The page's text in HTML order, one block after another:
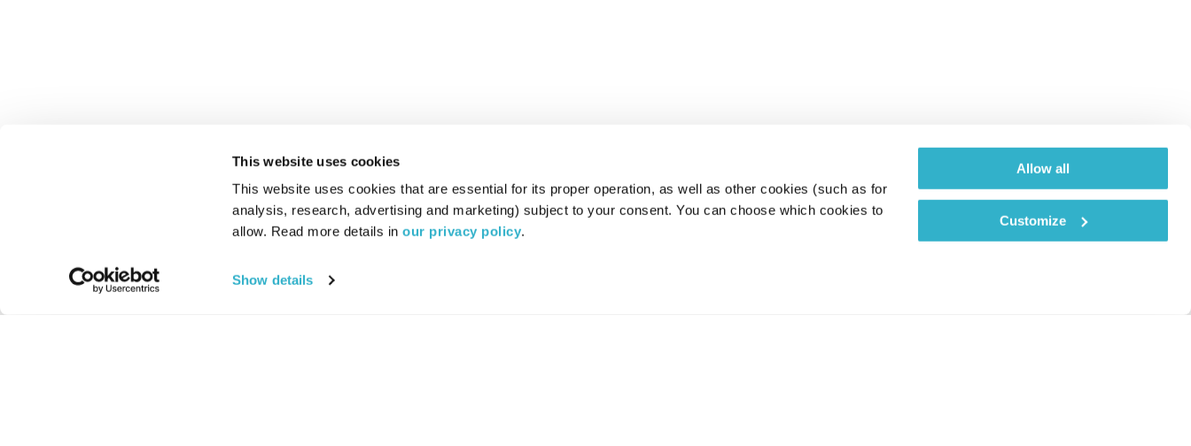
This website uses cookies
This website uses cookies that are essential for its proper operation, as well as other cookies (such as for
analysis, research, advertising and marketing) subject to your consent. You can choose which cookies to
allow. Read more details in our privacy policy.
Show details
Allow all
Customize